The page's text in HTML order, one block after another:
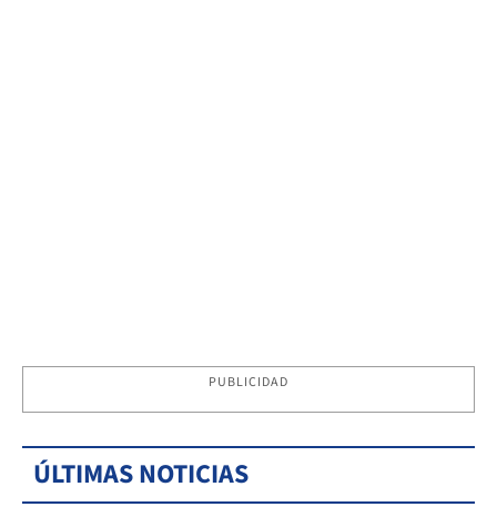
PUBLICIDAD
ÚLTIMAS NOTICIAS